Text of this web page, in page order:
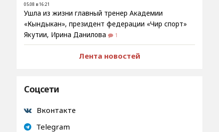
05.08 в 16:21
Ушла из жизни главный тренер Академии
«Кындыкан», президент федерации «Чир спорт»
Якутии, Ирина Данилова
1
Лента новостей
Соцсети
Вконтакте
Telegram